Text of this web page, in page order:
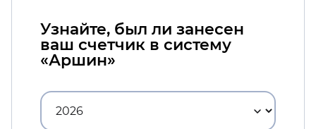
Узнайте, был ли занесен
ваш счетчик в систему
«Аршин»